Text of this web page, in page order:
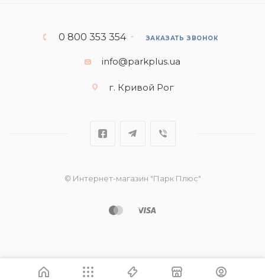
0 800 353 354 ЗАКАЗАТЬ ЗВОНОК
info@parkplus.ua
г. Кривой Рог
© Интернет-магазин "Парк Плюс"